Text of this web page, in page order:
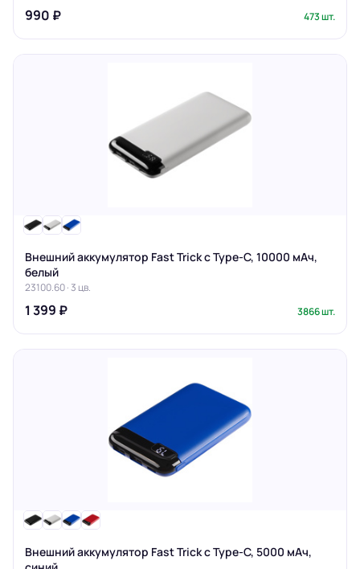
990 ₽ 473 шт.
Внешний аккумулятор Fast Trick с Type-C, 10000 мАч,
белый
23100.60 · 3 цв.
1 399 ₽ 3866 шт.
Внешний аккумулятор Fast Trick с Type-C, 5000 мАч,